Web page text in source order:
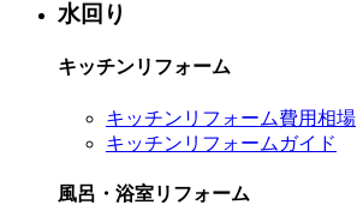
水回り
キッチンリフォーム
キッチンリフォーム費用相場
キッチンリフォームガイド
風呂・浴室リフォーム